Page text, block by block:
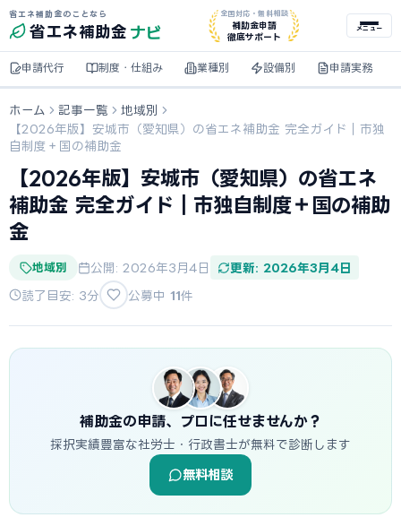
省エネ補助金のことなら
省エネ補助金 ナビ
全国対応・無料相談
補助金申請
徹底サポート
メニュー
申請代行 制度・仕組み 業種別 設備別 申請実務
ホーム 記事一覧
地域別
【2026年版】安城市（愛知県）の省エネ補助金 完全ガイド｜市独
自制度＋国の補助金
【2026年版】安城市（愛知県）の省エネ
補助金 完全ガイド｜市独自制度＋国の補助
金
地域別 公開: 2026年3月4日 更新: 2026年3月4日
読了目安: 3分 公募中 11件
補助金の申請、プロに任せませんか？
採択実績豊富な社労士・行政書士が無料で診断します
無料相談